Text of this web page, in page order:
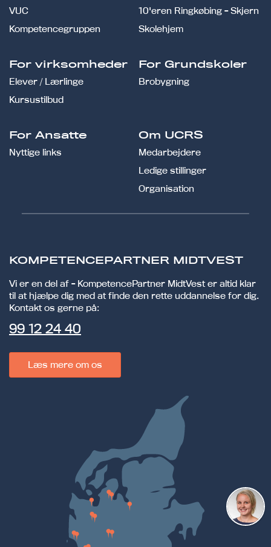
VUC
Kompetencegruppen
10'eren Ringkøbing - Skjern
Skolehjem
For virksomheder
Elever / Lærlinge
Kursustilbud
For Grundskoler
Brobygning
For Ansatte
Nyttige links
Om UCRS
Medarbejdere
Ledige stillinger
Organisation
KOMPETENCEPARTNER MIDTVEST
Vi er en del af - KompetencePartner MidtVest er altid klar
til at hjælpe dig med at finde den rette uddannelse for dig.
Kontakt os gerne på:
99 12 24 40
Læs mere om os